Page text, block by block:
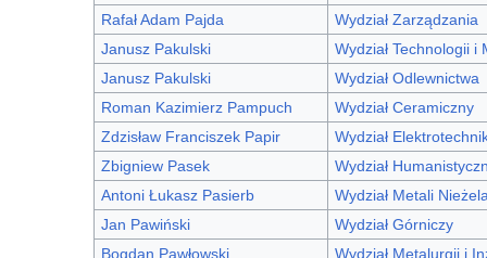
Rafał Adam Pajda
Wydział Zarządzania
Janusz Pakulski
Wydział Technologii
Janusz Pakulski
Wydział Odlewnictwa
Roman Kazimierz Pampuch
Wydział Ceramiczny
Zdzisław Franciszek Papir
Wydział
Zbigniew Pasek
Wydział
Antoni Łukasz Pasierb
Wydział Metali
Jan Pawiński
Wydział Górniczy
Bogdan Pawłowski
Wydział Metalurgii i